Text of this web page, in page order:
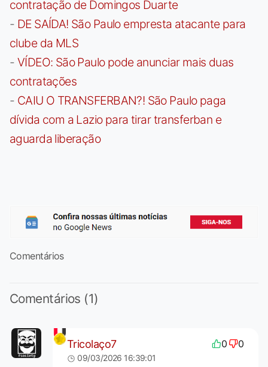
contratação de Domingos Duarte
- DE SAÍDA! São Paulo empresta atacante para
clube da MLS
- VÍDEO: São Paulo pode anunciar mais duas
contratações
- CAIU O TRANSFERBAN?! São Paulo paga
dívida com a Lazio para tirar transferban e
aguarda liberação
Comentários
Comentários (1)
Tricolaço7 0 0
09/03/2026 16:39:01